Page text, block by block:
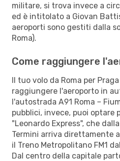
militare, si trova invece a
ed è intitolato a Giovan
aeroporti sono gestiti dalla
Roma).
Come raggiungere
Il tuo volo da Roma per
raggiungere l'aeroporto in
l'autostrada A91 Roma –
pubblici, invece, puoi optare
"Leonardo Express", che
Termini arriva direttamente
il Treno Metropolitano FM1
Dal centro della capitale